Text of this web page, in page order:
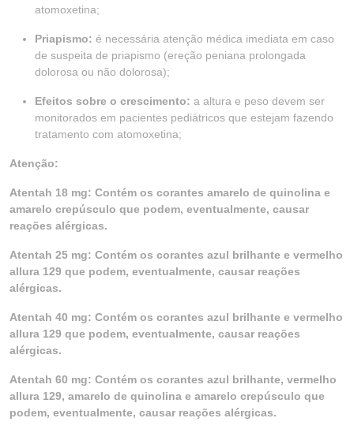
atomoxetina;
Priapismo: é necessária atenção médica imediata em caso
de suspeita de priapismo (ereção peniana prolongada
dolorosa ou não dolorosa);
Efeitos sobre o crescimento: a altura e peso devem ser
monitorados em pacientes pediátricos que estejam fazendo
tratamento com atomoxetina;
Atenção:
Atentah 18 mg: Contém os corantes amarelo de quinolina e
amarelo crepúsculo que podem, eventualmente, causar
reações alérgicas.
Atentah 25 mg: Contém os corantes azul brilhante e vermelho
allura 129 que podem, eventualmente, causar reações
alérgicas.
Atentah 40 mg: Contém os corantes azul brilhante e vermelho
allura 129 que podem, eventualmente, causar reações
alérgicas.
Atentah 60 mg: Contém os corantes azul brilhante, vermelho
allura 129, amarelo de quinolina e amarelo crepúsculo que
podem, eventualmente, causar reações alérgicas.